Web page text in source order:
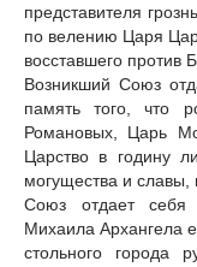
представителя
по велению Царя
восставшего против
Возникший Союз
память того, что
Романовых, Царь
Царство в годину
могущества и
Союз отдает себя
Михаила Архангела
стольного города